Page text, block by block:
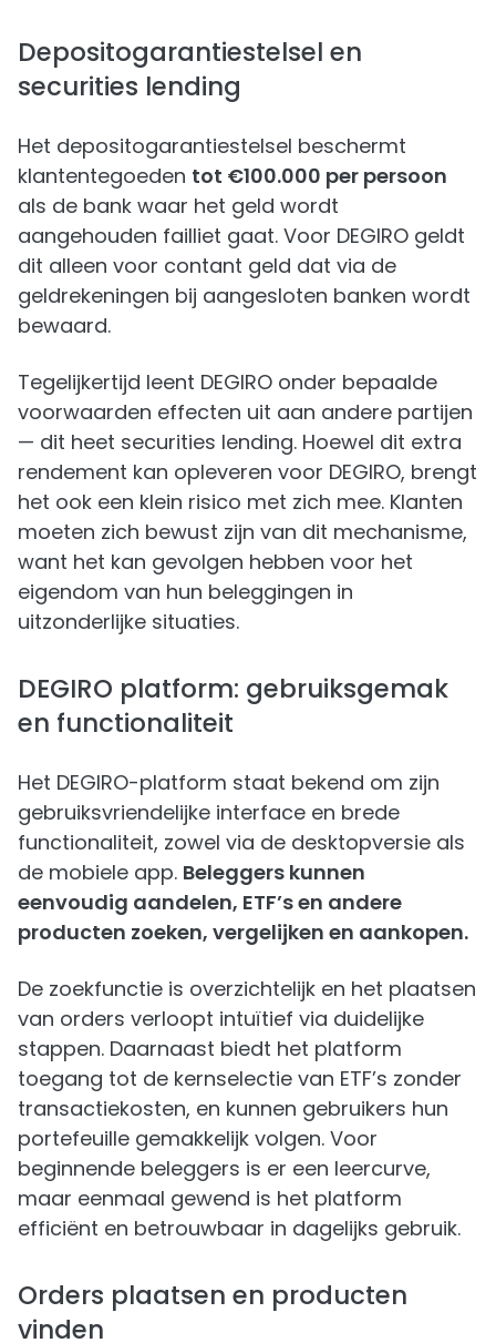
Depositogarantiestelsel en
securities lending
Het depositogarantiestelsel beschermt
klantentegoeden tot €100.000 per persoon
als de bank waar het geld wordt
aangehouden failliet gaat. Voor DEGIRO geldt
dit alleen voor contant geld dat via de
geldrekeningen bij aangesloten banken wordt
bewaard.
Tegelijkertijd leent DEGIRO onder bepaalde
voorwaarden effecten uit aan andere partijen
— dit heet securities lending. Hoewel dit extra
rendement kan opleveren voor DEGIRO, brengt
het ook een klein risico met zich mee. Klanten
moeten zich bewust zijn van dit mechanisme,
want het kan gevolgen hebben voor het
eigendom van hun beleggingen in
uitzonderlijke situaties.
DEGIRO platform: gebruiksgemak
en functionaliteit
Het DEGIRO-platform staat bekend om zijn
gebruiksvriendelijke interface en brede
functionaliteit, zowel via de desktopversie als
de mobiele app. Beleggers kunnen
eenvoudig aandelen, ETF’s en andere
producten zoeken, vergelijken en aankopen.
De zoekfunctie is overzichtelijk en het plaatsen
van orders verloopt intuïtief via duidelijke
stappen. Daarnaast biedt het platform
toegang tot de kernselectie van ETF’s zonder
transactiekosten, en kunnen gebruikers hun
portefeuille gemakkelijk volgen. Voor
beginnende beleggers is er een leercurve,
maar eenmaal gewend is het platform
efficiënt en betrouwbaar in dagelijks gebruik.
Orders plaatsen en producten
vinden